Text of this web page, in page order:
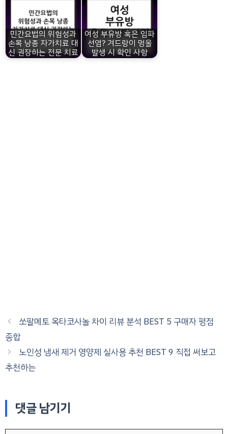
민간요법의 위험성과
손목 낭종 자가치료 대
신 권장하는 전문 치료
여성 부유방 혹은 임파
선염? 겨드랑이 멍울
발생 시 확인 사항
쏘팔메토 옥타코사놀 차이 리뷰 분석 BEST 5 구매자 평점
종합
노인성 냄새 제거 영양제 실사용 추천 BEST 9 직접 써보고
추천하는
댓글 남기기